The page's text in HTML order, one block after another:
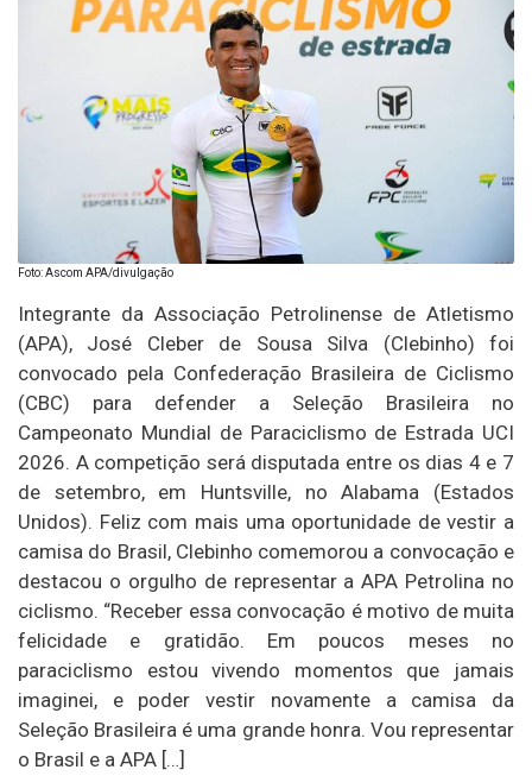
Foto: Ascom APA/divulgação
Integrante da Associação Petrolinense de Atletismo
(APA), José Cleber de Sousa Silva (Clebinho) foi
convocado pela Confederação Brasileira de Ciclismo
(CBC) para defender a Seleção Brasileira no
Campeonato Mundial de Paraciclismo de Estrada UCI
2026. A competição será disputada entre os dias 4 e 7
de setembro, em Huntsville, no Alabama (Estados
Unidos). Feliz com mais uma oportunidade de vestir a
camisa do Brasil, Clebinho comemorou a convocação e
destacou o orgulho de representar a APA Petrolina no
ciclismo. “Receber essa convocação é motivo de muita
felicidade e gratidão. Em poucos meses no
paraciclismo estou vivendo momentos que jamais
imaginei, e poder vestir novamente a camisa da
Seleção Brasileira é uma grande honra. Vou representar
o Brasil e a APA […]